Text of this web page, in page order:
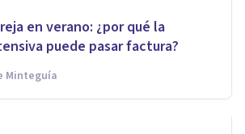
en verano: ¿por qué la
puede pasar factura?
Minteguía